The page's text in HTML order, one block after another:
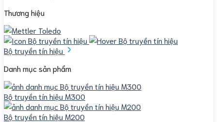
Thương hiệu
Bộ truyền tín hiệu
Danh mục sản phẩm
Bộ truyền tín hiệu M300
Bộ truyền tín hiệu M200